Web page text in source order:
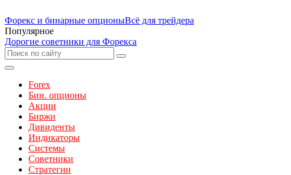
Форекс и бинарные опционыВсё для трейдера
Популярное
Дорогие советники для Форекса
Forex
Бин. опционы
Акции
Биржи
Дивиденты
Индикаторы
Системы
Советники
Стратегии